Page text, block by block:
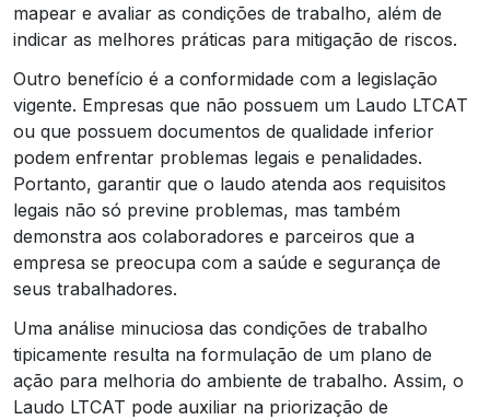
mapear e avaliar as condições de trabalho, além de
indicar as melhores práticas para mitigação de riscos.
Outro benefício é a conformidade com a legislação
vigente. Empresas que não possuem um Laudo LTCAT
ou que possuem documentos de qualidade inferior
podem enfrentar problemas legais e penalidades.
Portanto, garantir que o laudo atenda aos requisitos
legais não só previne problemas, mas também
demonstra aos colaboradores e parceiros que a
empresa se preocupa com a saúde e segurança de
seus trabalhadores.
Uma análise minuciosa das condições de trabalho
tipicamente resulta na formulação de um plano de
ação para melhoria do ambiente de trabalho. Assim, o
Laudo LTCAT pode auxiliar na priorização de